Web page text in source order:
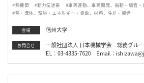
#熱機関 #動力伝達系
#車両運動、車両開発、振動・騒音・
#熱・流体、環境・エネルギー・資源、材料、生産・製造
会場 信州大学
お問合せ
一般社団法人 日本機械学会 総務グ
EL：03-4335-7620 Email：